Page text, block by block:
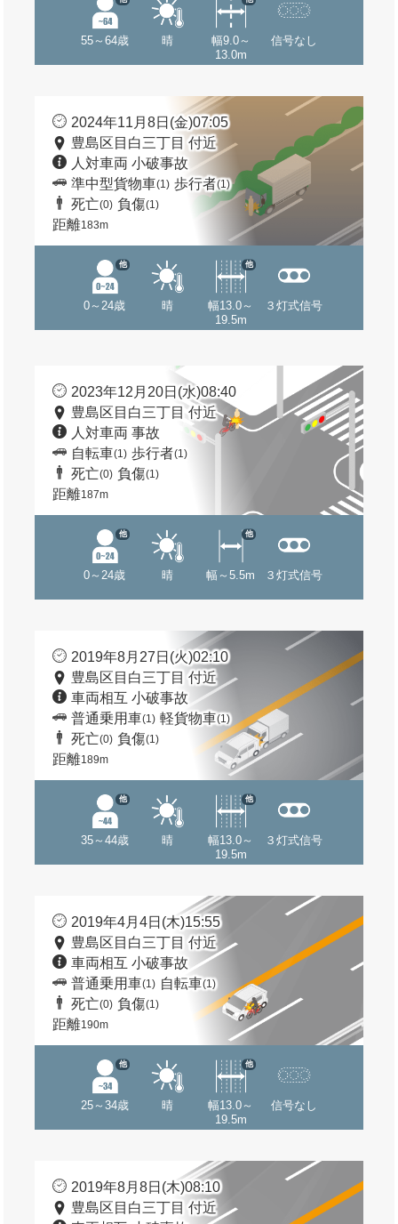
55～64歳 晴
幅9.0～
13.0m
信号なし
2024年11月8日(金)07:05
豊島区目白三丁目 付近
人対車両 小破事故
準中型貨物車(1) 歩行者(1)
死亡(0) 負傷(1)
距離183m
0～24歳
他
晴
幅13.0～
19.5m
他
３灯式信号
2023年12月20日(水)08:40
豊島区目白三丁目 付近
人対車両 事故
自転車(1) 歩行者(1)
死亡(0) 負傷(1)
距離187m
0～24歳
他
晴 幅～5.5m
他
３灯式信号
2019年8月27日(火)02:10
豊島区目白三丁目 付近
車両相互 小破事故
普通乗用車(1) 軽貨物車(1)
死亡(0) 負傷(1)
距離189m
35～44歳
他
晴
幅13.0～
19.5m
他
３灯式信号
2019年4月4日(木)15:55
豊島区目白三丁目 付近
車両相互 小破事故
普通乗用車(1) 自転車(1)
死亡(0) 負傷(1)
距離190m
25～34歳
他
晴
幅13.0～
19.5m
他
信号なし
2019年8月8日(木)08:10
豊島区目白三丁目 付近